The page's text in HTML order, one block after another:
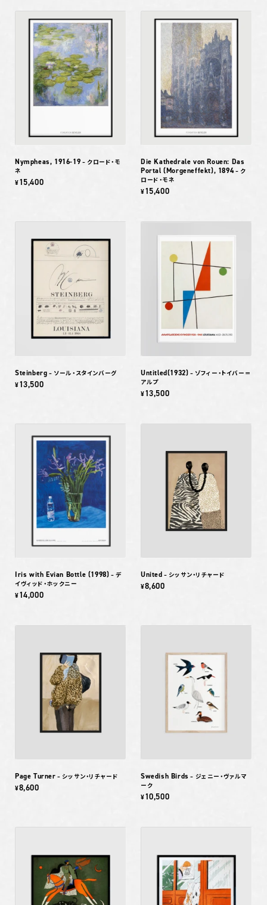
Nympheas, 1916-19 – クロード・モ
ネ
¥15,400
Die Kathedrale von Rouen: Das
Portal (Morgeneffekt), 1894– ク
ロード・モネ
¥15,400
Steinberg – ソール・スタインバーグ
¥13,500
Untitled(1932) – ゾフィー・トイバー＝
アルプ
¥13,500
Iris with Evian Bottle (1998) – デ
イヴィッド・ホックニー
¥14,000
United – シッサン・リチャード
¥8,600
Page Turner – シッサン・リチャード
¥8,600
Swedish Birds – ジェニー・ヴァルマ
ーク
¥10,500